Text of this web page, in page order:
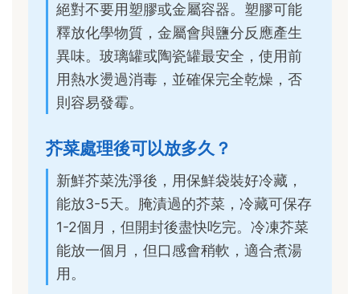
絕對不要用塑膠或金屬容器。塑膠可能
釋放化學物質，金屬會與鹽分反應產生
異味。玻璃罐或陶瓷罐最安全，使用前
用熱水燙過消毒，並確保完全乾燥，否
則容易發霉。
芥菜處理後可以放多久？
新鮮芥菜洗淨後，用保鮮袋裝好冷藏，
能放3-5天。腌漬過的芥菜，冷藏可保存
1-2個月，但開封後盡快吃完。冷凍芥菜
能放一個月，但口感會稍軟，適合煮湯
用。